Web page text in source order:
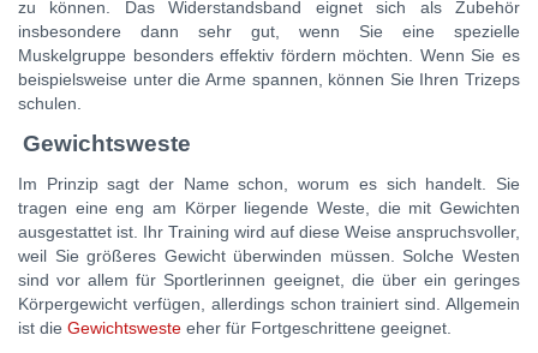
zu können. Das Widerstandsband eignet sich als Zubehör
insbesondere dann sehr gut, wenn Sie eine spezielle
Muskelgruppe besonders effektiv fördern möchten. Wenn Sie es
beispielsweise unter die Arme spannen, können Sie Ihren Trizeps
schulen.
Gewichtsweste
Im Prinzip sagt der Name schon, worum es sich handelt. Sie
tragen eine eng am Körper liegende Weste, die mit Gewichten
ausgestattet ist. Ihr Training wird auf diese Weise anspruchsvoller,
weil Sie größeres Gewicht überwinden müssen. Solche Westen
sind vor allem für Sportlerinnen geeignet, die über ein geringes
Körpergewicht verfügen, allerdings schon trainiert sind. Allgemein
ist die Gewichtsweste eher für Fortgeschrittene geeignet.